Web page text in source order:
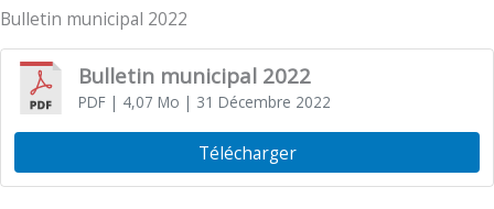
Bulletin municipal 2022
Bulletin municipal 2022
PDF| 4,07 Mo | 31 Décembre 2022
Télécharger